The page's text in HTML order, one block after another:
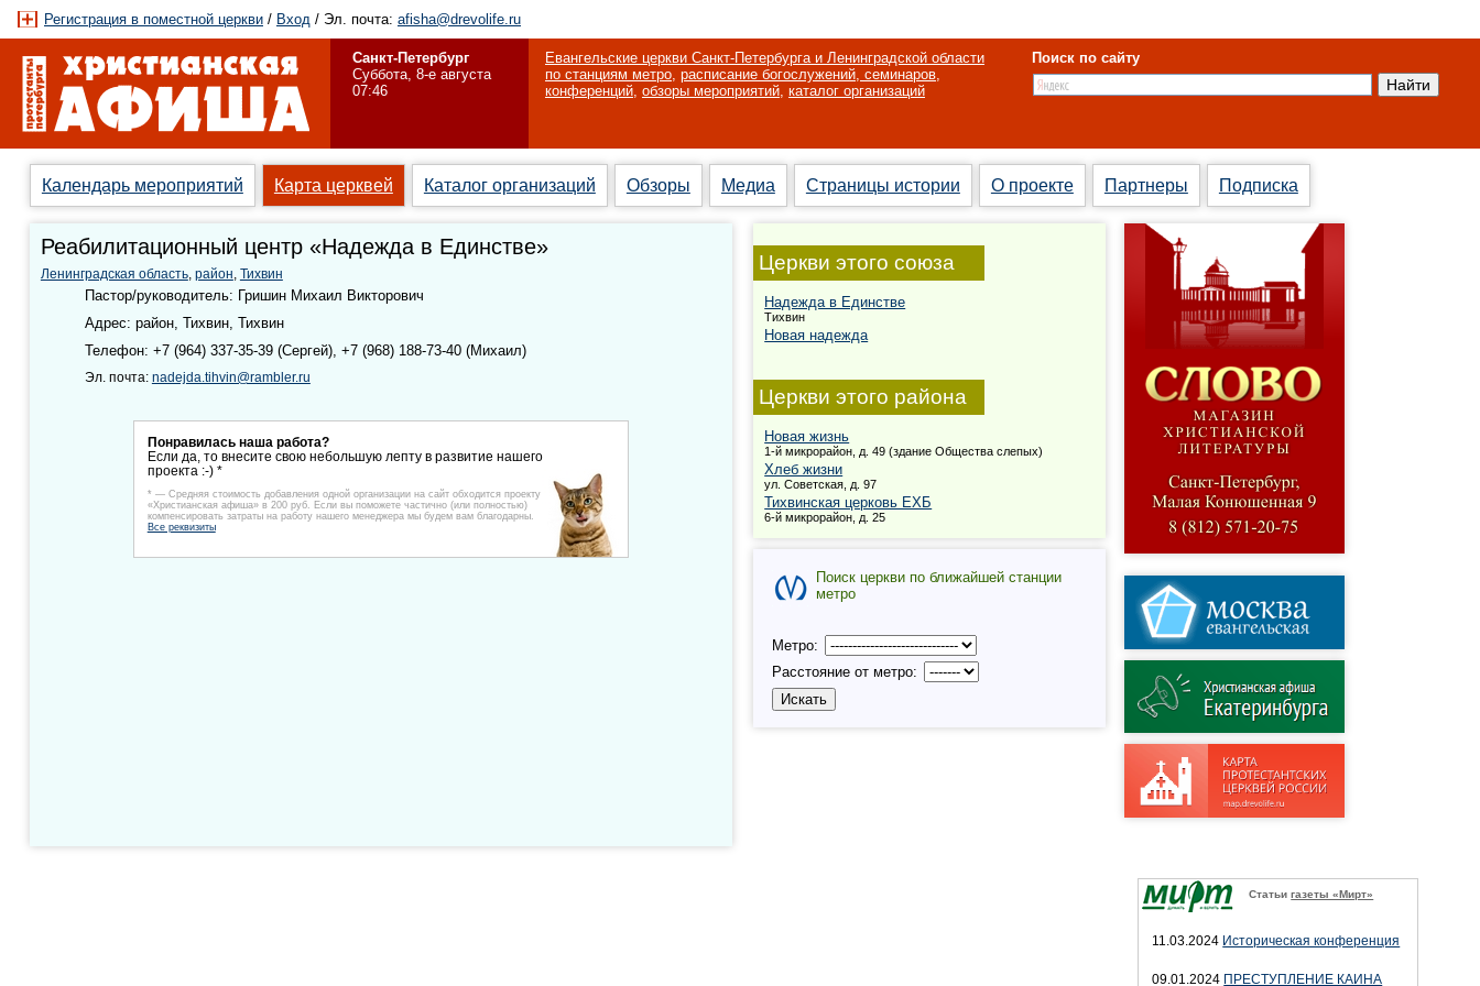
Регистрация в поместной церкви / Вход / Эл. почта: afisha@drevolife.ru
Санкт-Петербург
Суббота, 8-е августа
07:46
Евангельские церкви Санкт-Петербурга и Ленинградской области
по станциям метро, расписание богослужений, семинаров,
конференций, обзоры мероприятий, каталог организаций
Поиск по сайту
Календарь мероприятий Карта церквей Каталог организаций Обзоры Медиа Страницы истории О проекте Партнеры Подписка
Реабилитационный центр «Надежда в Единстве»
Ленинградская область, район, Тихвин
Пастор/руководитель: Гришин Михаил Викторович
Адрес: район, Тихвин, Тихвин
Телефон: +7 (964) 337-35-39 (Сергей), +7 (968) 188-73-40 (Михаил)
Эл. почта: nadejda.tihvin@rambler.ru
Понравилась наша работа?
Если да, то внесите свою небольшую лепту в развитие нашего
проекта :-) *
* — Средняя стоимость добавления одной организации на сайт обходится проекту
«Христианская афиша» в 200 руб. Если вы поможете частично (или полностью)
компенсировать затраты на работу нашего менеджера мы будем вам благодарны.
Все реквизиты
Церкви этого союза
Надежда в Единстве
Тихвин
Новая надежда
Церкви этого района
Новая жизнь
1-й микрорайон, д. 49 (здание Общества слепых)
Хлеб жизни
ул. Советская, д. 97
Тихвинская церковь ЕХБ
6-й микрорайон, д. 25
Поиск церкви по ближайшей станции
метро
Метро:
Расстояние от метро:
Статьигазеты «Мирт»
11.03.2024 Историческая конференция
09.01.2024 ПРЕСТУПЛЕНИЕ КАИНА